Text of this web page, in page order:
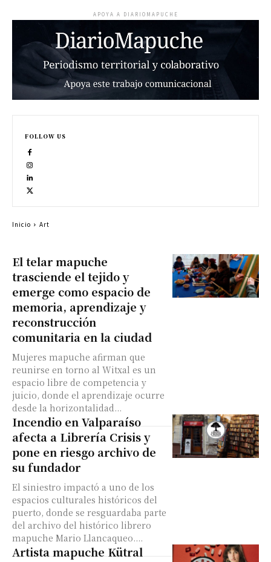
El telar mapuche
trasciende el tejido y
emerge como espacio de
memoria, aprendizaje y
reconstrucción
comunitaria en la ciudad
Mujeres mapuche afirman que
reunirse en torno al Witxal es un
espacio libre de competencia y
juicio, donde el aprendizaje ocurre
desde la horizontalidad...
Incendio en Valparaíso
afecta a Librería Crisis y
pone en riesgo archivo de
su fundador
El siniestro impactó a uno de los
espacios culturales históricos del
puerto, donde se resguardaba parte
del archivo del histórico librero
mapuche Mario Llancaqueo....
Artista mapuche Kütral
APOYA A DIARIOMAPUCHE
FOLLOW US
Inicio Art